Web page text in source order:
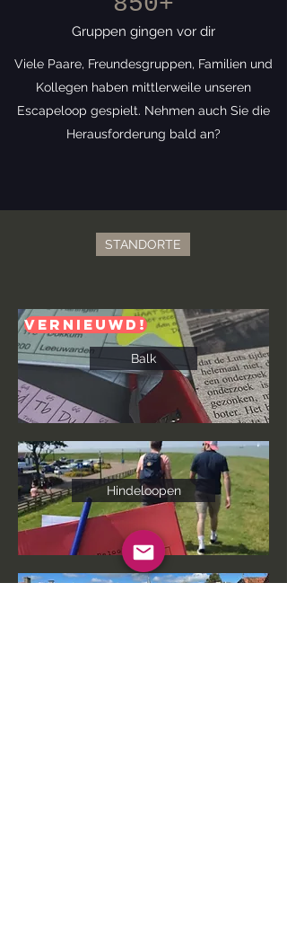
Gruppen gingen vor dir
Viele Paare, Freundesgruppen, Familien und
Kollegen haben mittlerweile unseren
Escapeloop gespielt. Nehmen auch Sie die
Herausforderung bald an?
STANDORTE
Balk
Vernieuwd!
Hindeloopen